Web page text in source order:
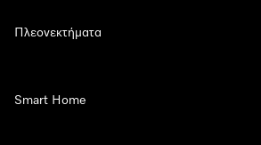
Πλεονεκτήματα
Smart Home